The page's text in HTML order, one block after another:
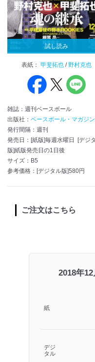
試し読み
表紙： 甲斐拓也 /野村克也
雑誌：週刊ベースボール
出版社： ベースボール・マガジ
発行間隔：週刊
発売日：[紙版]毎週水曜日 [デジ
版]紙版発売日の1日後
サイズ：B5
参考価格：[デジタル版]580円
ご注文はこちら
2018年
紙
デジ
タル